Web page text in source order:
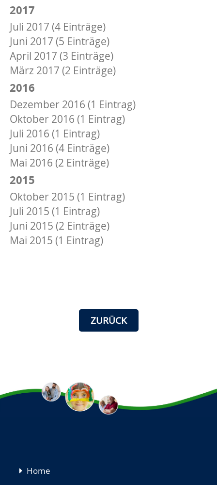
2017
Juli 2017 (4 Einträge)
Juni 2017 (5 Einträge)
April 2017 (3 Einträge)
März 2017 (2 Einträge)
2016
Dezember 2016 (1 Eintrag)
Oktober 2016 (1 Eintrag)
Juli 2016 (1 Eintrag)
Juni 2016 (4 Einträge)
Mai 2016 (2 Einträge)
2015
Oktober 2015 (1 Eintrag)
Juli 2015 (1 Eintrag)
Juni 2015 (2 Einträge)
Mai 2015 (1 Eintrag)
ZURÜCK
Navigation
Home